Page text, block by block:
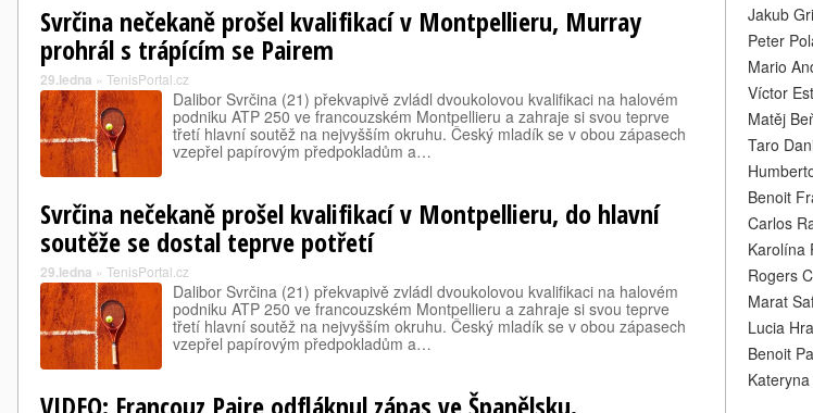
Svrčina nečekaně prošel kvalifikací v Montpellieru, Murray
prohrál s trápícím se Pairem
29.ledna » TenisPortal.cz
Dalibor Svrčina (21) překvapivě zvládl dvoukolovou kvalifikaci na halovém
podniku ATP 250 ve francouzském Montpellieru a zahraje si svou teprve
třetí hlavní soutěž na nejvyšším okruhu. Český mladík se v obou zápasech
vzepřel papírovým předpokladům a…
Svrčina nečekaně prošel kvalifikací v Montpellieru, do hlavní
soutěže se dostal teprve potřetí
29.ledna » TenisPortal.cz
Dalibor Svrčina (21) překvapivě zvládl dvoukolovou kvalifikaci na halovém
podniku ATP 250 ve francouzském Montpellieru a zahraje si svou teprve
třetí hlavní soutěž na nejvyšším okruhu. Český mladík se v obou zápasech
vzepřel papírovým předpokladům a…
Jakub
Peter
Mario
Víctor
Matěj
Taro
Benoit
Carlos
Karolína
Rogers
Marat
Lucia
Benoit